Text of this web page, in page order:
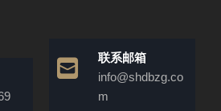
联系邮箱
info@shdbzg.co
m